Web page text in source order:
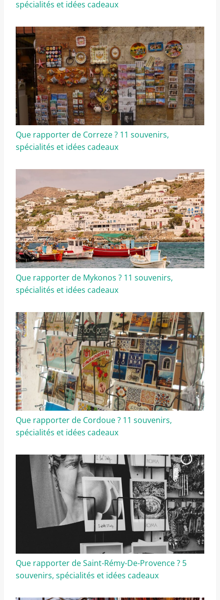
spécialités et idées cadeaux
Que rapporter de Correze ? 11 souvenirs,
spécialités et idées cadeaux
Que rapporter de Mykonos ? 11 souvenirs,
spécialités et idées cadeaux
Que rapporter de Cordoue ? 11 souvenirs,
spécialités et idées cadeaux
Que rapporter de Saint-Rémy-De-Provence ? 5
souvenirs, spécialités et idées cadeaux